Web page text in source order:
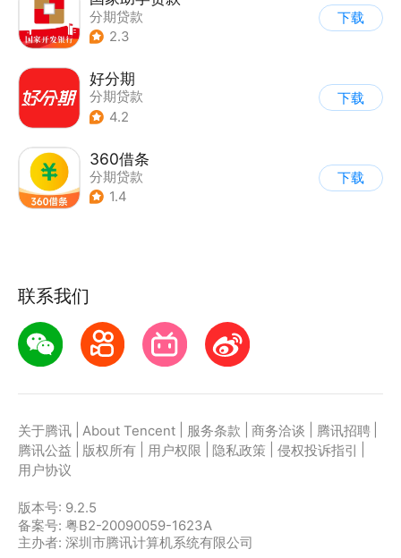
分期贷款
2.3
下载
好分期
分期贷款
4.2
下载
360借条
分期贷款
1.4
下载
联系我们
关于腾讯 About Tencent 服务条款 商务洽谈 腾讯招聘
腾讯公益
版权所有 用户权限 隐私政策 侵权投诉指引
用户协议
版本号: 9.2.5
备案号: 粤B2-20090059-1623A
主办者: 深圳市腾讯计算机系统有限公司